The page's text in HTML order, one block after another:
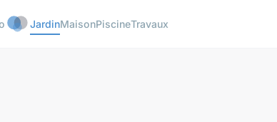
JardinMaisonPiscineTravaux